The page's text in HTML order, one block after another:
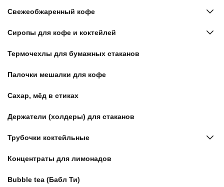
Свежеобжаренный кофе
Сиропы для кофе и коктейлей
Термочехлы для бумажных стаканов
Палочки мешалки для кофе
Сахар, мёд в стиках
Держатели (холдеры) для стаканов
Трубочки коктейльные
Концентраты для лимонадов
Bubble tea (Бабл Ти)